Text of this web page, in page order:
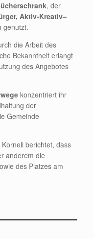
, der
Aktiv-Kreativ–
genutzt.
die Arbeit des
Bekanntheit erlangt
des Angebotes
konzentriert ihr
der
Gemeinde
berichtet, dass
anderem die
des Platzes am